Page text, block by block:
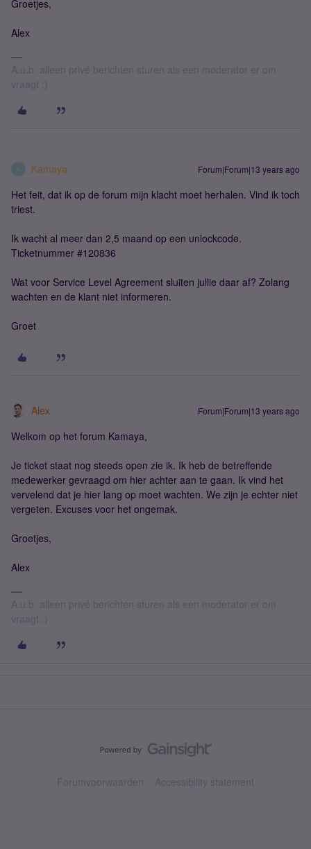
Groetjes,
Alex
A.u.b. alleen privé berichten sturen als een moderator er om
vraagt :)
Kamaya Forum|Forum|13 years ago
Het feit, dat ik op de forum mijn klacht moet herhalen. Vind ik toch
triest.
Ik wacht al meer dan 2,5 maand op een unlockcode.
Ticketnummer #120836
Wat voor Service Level Agreement sluiten jullie daar af? Zolang
wachten en de klant niet informeren.
Groet
Alex Forum|Forum|13 years ago
Welkom op het forum Kamaya,
Je ticket staat nog steeds open zie ik. Ik heb de betreffende
medewerker gevraagd om hier achter aan te gaan. Ik vind het
vervelend dat je hier lang op moet wachten. We zijn je echter niet
vergeten. Excuses voor het ongemak.
Groetjes,
Alex
A.u.b. alleen privé berichten sturen als een moderator er om
vraagt :)
Forumvoorwaarden Accessibility statement